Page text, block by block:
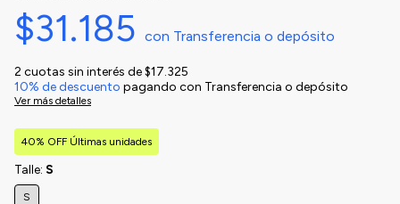
$31.185 con Transferencia o depósito
2 cuotas sin interés de$17.325
10% de descuento pagando con Transferencia o depósito
Ver más detalles
40% OFF Últimas unidades
Talle: S
S